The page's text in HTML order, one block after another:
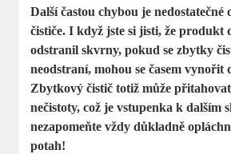
Další častou chybou je nedostatečné
čističe. I když jste si jisti, že produkt
odstranil skvrny, pokud se zbytky
neodstraní, mohou se časem vynořit
Zbytkový čistič totiž může
nečistoty, což je vstupenka k dalším
nezapomeňte vždy důkladně
potah!